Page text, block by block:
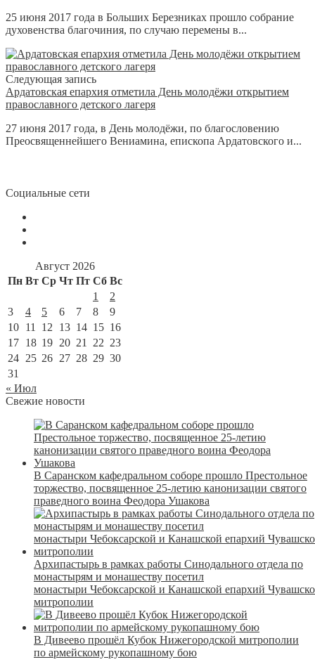
25 июня 2017 года в Больших Березниках прошло собрание
духовенства благочиния, по случаю перемены в...
Следующая запись
Ардатовская епархия отметила День молодёжи открытием
православного детского лагеря
27 июня 2017 года, в День молодёжи, по благословению
Преосвященнейшего Вениамина, епископа Ардатовского и...
Социальные сети
Август 2026
Пн Вт Ср Чт Пт Сб Вс
1
2
3
4 5 6 7 8
9
10 11 12 13 14 15 16
17 18 19 20 21 22 23
24 25 26 27 28 29 30
31
« Июл
Свежие новости
В Саранском кафедральном соборе прошло Престольное
торжество, посвященное 25-летию канонизации святого
праведного воина Феодора Ушакова
Архипастырь в рамках работы Синодального отдела по
монастырям и монашеству посетил
монастыри Чебоксарской и Канашской епархий
митрополии
В Дивеево прошёл Кубок Нижегородской митрополии
по армейскому рукопашному бою